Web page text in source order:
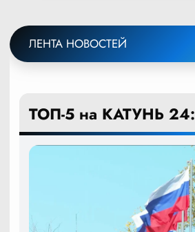
ЛЕНТА НОВОСТЕЙ
ТОП-5 на КАТУНЬ 24: